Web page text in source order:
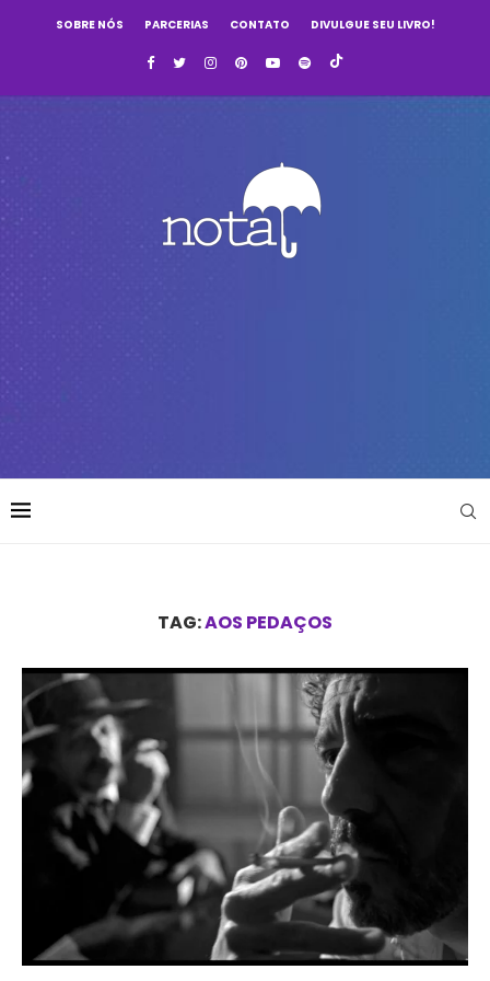
SOBRE NÓS PARCERIAS CONTATO DIVULGUE SEU LIVRO!
TAG:AOS PEDAÇOS